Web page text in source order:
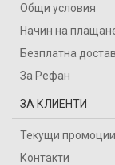
Общи условия
Начин на
Безплатна
За Рефан
ЗА КЛИЕНТИ
Текущи промоции
Контакти